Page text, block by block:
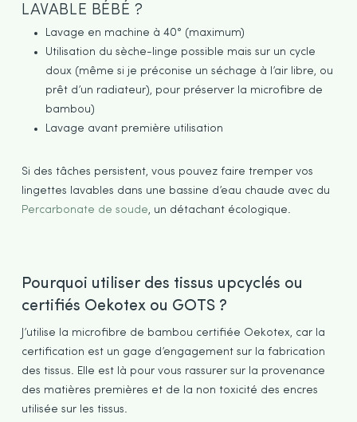
LAVABLE BÉBÉ ?
Lavage en machine à 40° (maximum)
Utilisation du sèche-linge possible mais sur un cycle
doux (même si je préconise un séchage à l’air libre, ou
prêt d’un radiateur), pour préserver la microfibre de
bambou)
Lavage avant première utilisation
Si des tâches persistent, vous pouvez faire tremper vos
lingettes lavables dans une bassine d’eau chaude avec du
Percarbonate de soude, un détachant écologique.
Pourquoi utiliser des tissus upcyclés ou
certifiés Oekotex ou GOTS ?
J’utilise la microfibre de bambou certifiée Oekotex, car la
certification est un gage d’engagement sur la fabrication
des tissus. Elle est là pour vous rassurer sur la provenance
des matières premières et de la non toxicité des encres
utilisée sur les tissus.